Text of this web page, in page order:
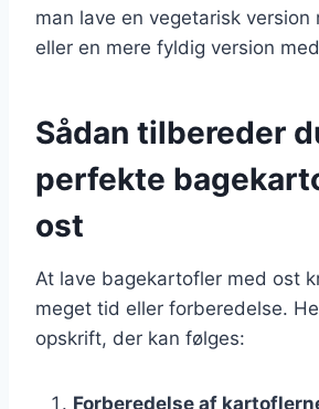
man lave en vegetarisk version
eller en mere fyldig version
Sådan tilbereder
perfekte
ost
At lave bagekartofler med ost
meget tid eller forberedelse.
opskrift, der kan følges:
Forberedelse af